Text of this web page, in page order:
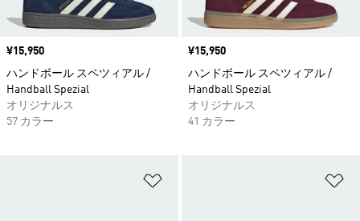
価格
¥15,950
ハンドボール スペツィアル /
Handball Spezial
オリジナルス
57 カラー
価格
¥15,950
ハンドボール スペツィアル /
Handball Spezial
オリジナルス
41 カラー